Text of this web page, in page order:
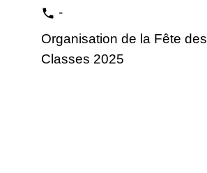
phone -
Organisation de la Fête des
Classes 2025